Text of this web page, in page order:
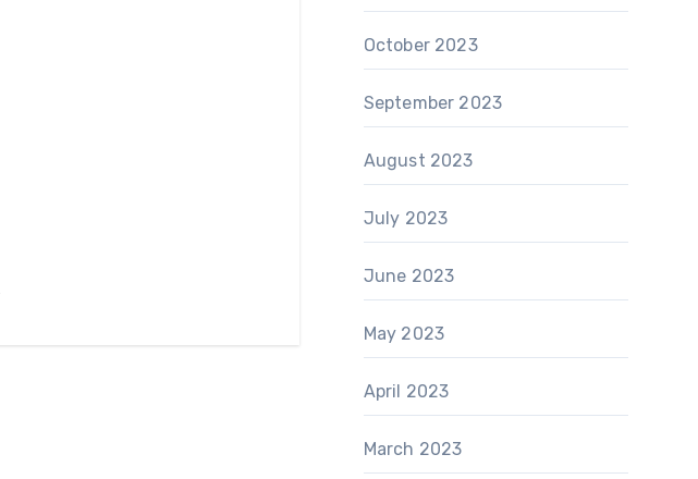
October 2023
September 2023
August 2023
July 2023
June 2023
May 2023
April 2023
March 2023